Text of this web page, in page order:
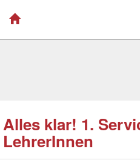
Alles klar! 1.
LehrerInnen